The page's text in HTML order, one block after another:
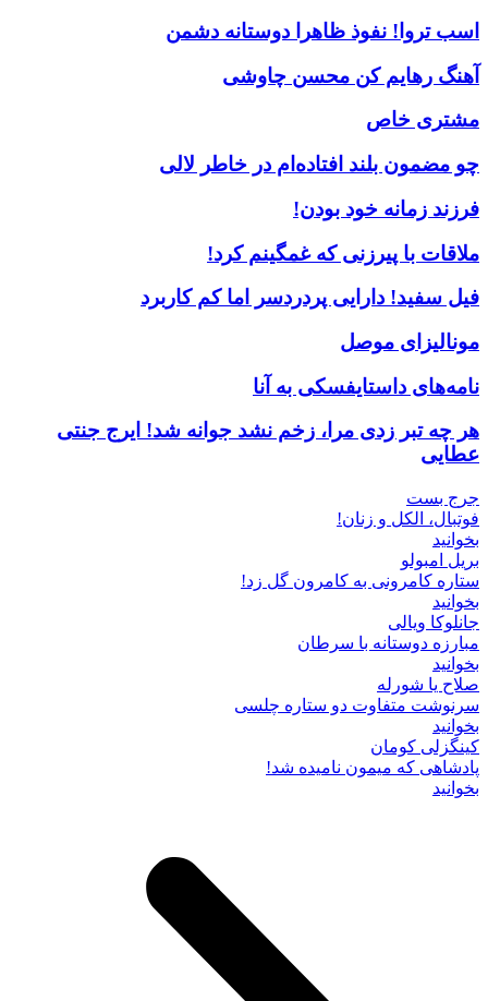
اسب تروا! نفوذ ظاهرا دوستانه دشمن
آهنگ رهایم کن محسن چاوشی
مشتری خاص
چو مضمون بلند افتاده‌ام در خاطر لالی
فرزند زمانه خود بودن!
ملاقات با پیرزنی که غمگینم کرد!
فیل سفید! دارایی پردردسر اما کم کاربرد
مونالیزای موصل
نامه‌های داستایفسکی به آنا
هر چه تبر زدی مرا، زخم نشد جوانه شد! ایرج جنتی
عطایی
جرج بست
فوتبال، الکل و زنان!
بخوانید
بریل امبولو
ستاره کامرونی به کامرون گل زد!
بخوانید
جانلوکا ویالی
مبارزه دوستانه با سرطان
بخوانید
صلاح یا شورله
سرنوشت متفاوت دو ستاره چلسی
بخوانید
کینگزلی کومان
پادشاهی که میمون نامیده شد!
بخوانید